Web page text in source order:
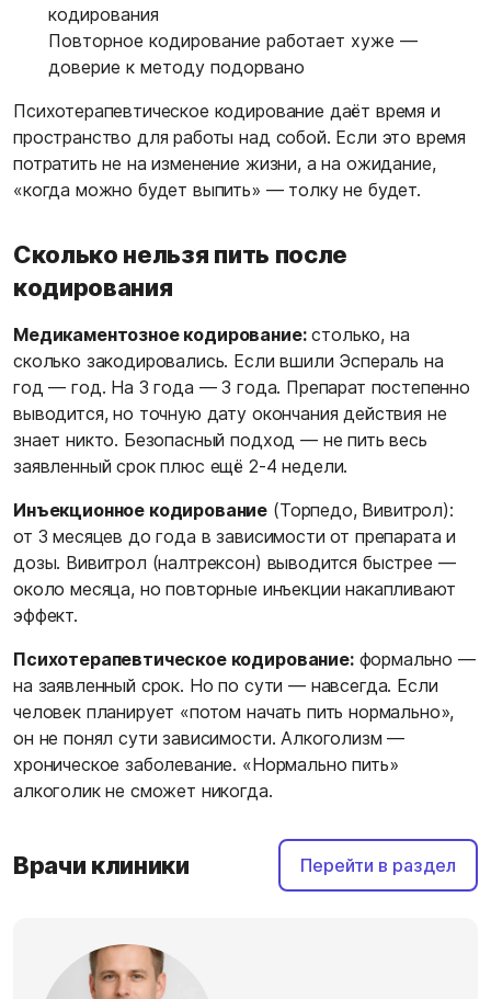
кодирования
Повторное кодирование работает хуже —
доверие к методу подорвано
Психотерапевтическое кодирование даёт время и
пространство для работы над собой. Если это время
потратить не на изменение жизни, а на ожидание,
«когда можно будет выпить» — толку не будет.
Сколько нельзя пить после
кодирования
Медикаментозное кодирование:столько, на
сколько закодировались. Если вшили Эспераль на
год — год. На 3 года — 3 года. Препарат постепенно
выводится, но точную дату окончания действия не
знает никто. Безопасный подход — не пить весь
заявленный срок плюс ещё 2-4 недели.
Инъекционное кодирование (Торпедо, Вивитрол):
от 3 месяцев до года в зависимости от препарата и
дозы. Вивитрол (налтрексон) выводится быстрее —
около месяца, но повторные инъекции накапливают
эффект.
Психотерапевтическое кодирование:формально —
на заявленный срок. Но по сути — навсегда. Если
человек планирует «потом начать пить нормально»,
он не понял сути зависимости. Алкоголизм —
хроническое заболевание. «Нормально пить»
алкоголик не сможет никогда.
Врачи клиники Перейти в раздел